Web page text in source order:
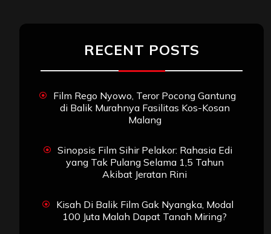
RECENT POSTS
Film Rego Nyowo, Teror Pocong Gantung
di Balik Murahnya Fasilitas Kos-Kosan
Malang
Sinopsis Film Sihir Pelakor: Rahasia Edi
yang Tak Pulang Selama 1,5 Tahun
Akibat Jeratan Rini
Kisah Di Balik Film Gak Nyangka, Modal
100 Juta Malah Dapat Tanah Miring?